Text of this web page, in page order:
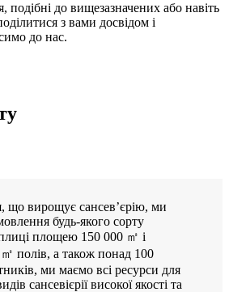
подібні до вищезазначених або навіть
з вами досвідом і
до нас.
що вирощує сансев’єрію, ми
будь-якого сорту
площею 150 000 ㎡ і
полів, а також понад 100
ми маємо всі ресурси для
сансевієрії високої якості та